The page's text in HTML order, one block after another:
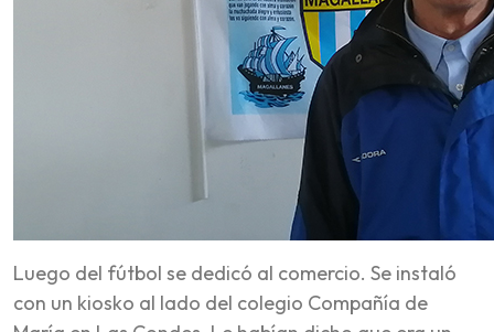
Luego del fútbol se dedicó al comercio. Se instaló
con un kiosko al lado del colegio Compañía de